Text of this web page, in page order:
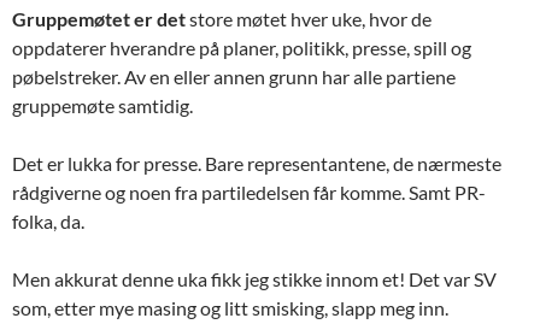
Gruppemøtet er detstore møtet hver uke, hvor de
oppdaterer hverandre på planer, politikk, presse, spill og
pøbelstreker. Av en eller annen grunn har alle partiene
gruppemøte samtidig.
Det er lukka for presse. Bare representantene, de nærmeste
rådgiverne og noen fra partiledelsen får komme. Samt PR-
folka, da.
Men akkurat denne uka fikk jeg stikke innom et! Det var SV
som, etter mye masing og litt smisking, slapp meg inn.